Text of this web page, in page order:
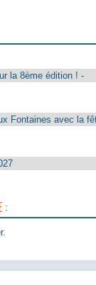
la 8ème édition ! -
Fontaines avec la
: